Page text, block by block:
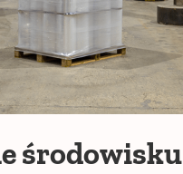
środowisku